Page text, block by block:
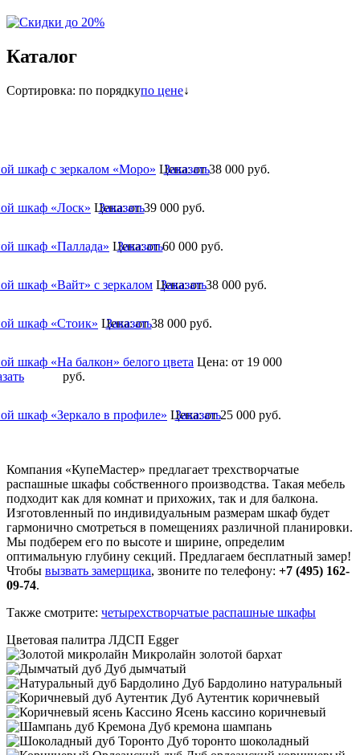
Каталог
Сортировка: по порядкупо цене↓
шкаф с зеркалом «Моро» Цена:от 38 000 руб.
Заказать
шкаф «Лоск» Цена:от 39 000 руб.
Заказать
шкаф «Паллада» Цена:от 60 000 руб.
Заказать
шкаф «Вайт» с зеркалом Цена:от 38 000 руб.
Заказать
шкаф «Стоик» Цена:от 38 000 руб.
Заказать
шкаф «На балкон» белого цвета Цена: от 19 000
руб.
шкаф «Зеркало в профиле» Цена:от 25 000 руб.
Заказать
Компания «КупеМастер» предлагает трехстворчатые
распашные шкафы собственного производства. Такая мебель
подходит как для комнат и прихожих, так и для балкона.
Изготовленный по индивидуальным размерам шкаф будет
гармонично смотреться в помещениях различной планировки.
Мы подберем его по высоте и ширине, определим
оптимальную глубину секций. Предлагаем бесплатный замер!
Чтобы вызвать замерщика, звоните по телефону: +7 (495) 162-
09-74.
Также смотрите: четырехстворчатые распашные шкафы
Цветовая палитра ЛДСП Egger
Микролайн золотой бархат
Дуб дымчатый
Дуб Бардолино натуральный
Дуб Аутентик коричневый
Ясень кассино коричневый
Дуб кремона шампань
Дуб торонто шоколадный